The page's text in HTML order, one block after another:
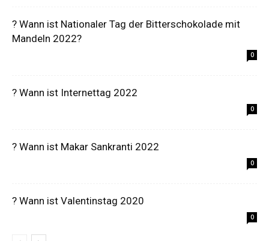
? Wann ist Nationaler Tag der Bitterschokolade mit
Mandeln 2022?
0
? Wann ist Internettag 2022
0
? Wann ist Makar Sankranti 2022
0
? Wann ist Valentinstag 2020
0